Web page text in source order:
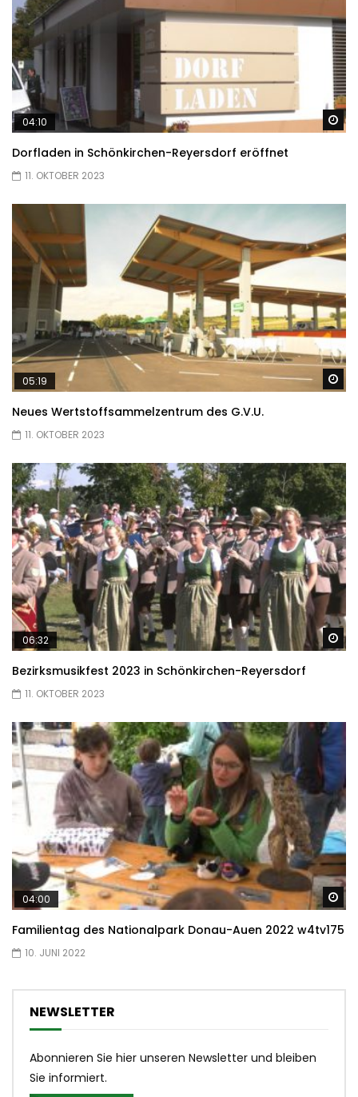
04:10
Dorfladen in Schönkirchen-Reyersdorf eröffnet
11. OKTOBER 2023
05:19
Neues Wertstoffsammelzentrum des G.V.U.
11. OKTOBER 2023
06:32
Bezirksmusikfest 2023 in Schönkirchen-Reyersdorf
11. OKTOBER 2023
04:00
Familientag des Nationalpark Donau-Auen 2022 w4tv175
10. JUNI 2022
NEWSLETTER
Abonnieren Sie hier unseren Newsletter und bleiben
Sie informiert.